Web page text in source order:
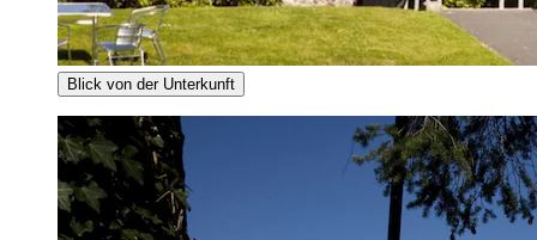
Blick von der Unterkunft